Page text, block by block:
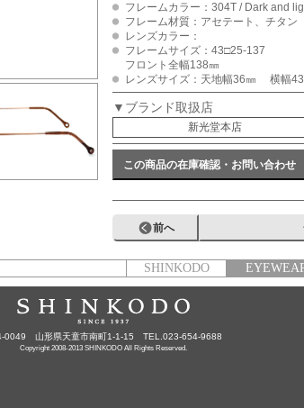
フレームカラー：304T / Dark and
フレーム材質：アセテート、チタン
レンズカラー：
フレームサイズ：43□25-137
フロント全幅138㎜
レンズサイズ：天地幅36㎜ 横幅
▼ブランド取扱店
新光堂本店
この商品の在庫確認・お問い合わせ
前へ
SHINKODO
0049 山形県天童市南町1-1-15 TEL.023-654-9688
Copyright 2008-2013 SHINKODO All Rights Reserved.